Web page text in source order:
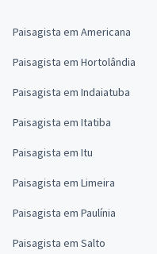
Paisagista em Americana
Paisagista em Hortolândia
Paisagista em Indaiatuba
Paisagista em Itatiba
Paisagista em Itu
Paisagista em Limeira
Paisagista em Paulínia
Paisagista em Salto